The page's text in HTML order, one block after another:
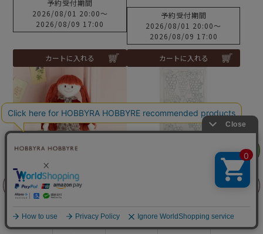
商品を探す 手芸を学ぶ ガイド 店舗情報 ログイン
前に戻る
フェア
予約受付期間
2026/08/01 20:00〜
2026/08/09 17:00
カートに入れる
予約受付期間
2026/08/01 20:00〜
2026/08/09 17:00
カートに入れる
【8/10予約】着せかえ材料
セット＜autumn1＞
予約商品
こちらは予約商品です
葡萄セット